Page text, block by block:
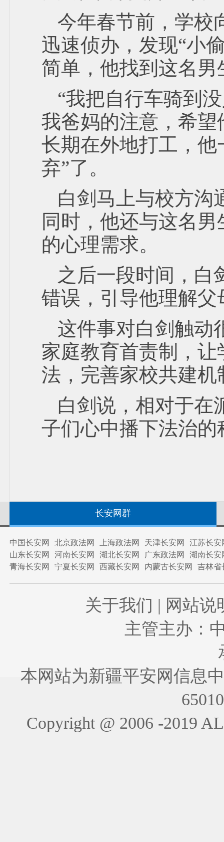
今年春节前，学校
迅速侦办，发现“小
简单，他找到这名
“我把自行车骑到
我爸妈的注意，希
长期在外地打工，
弃”了。
白剑马上与校方沟
同时，他还与这名
的心理需求。
之后一段时间，白
错误，引导他理解
这件事对白剑触动
家庭教育首责制，
法，完善家校共建机
白剑说，相对于在
子们心中播下法治
长安网群
中国长安网 北京政法网 上海政法网 天津长安网
江苏长安
山东长安网
河南长安网 湖北长安网 广东政法网
湖南长安
青海长安网
宁夏长安网 西藏长安网 内蒙古长安网 吉林省
关于我们 | 网站说
主管主办：
本网站为新疆平安网信息
Copyright @ 2006 -2019